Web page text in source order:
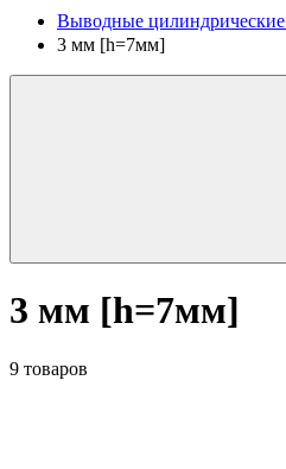
Выводные цилиндрические
3 мм [h=7мм]
3 мм [h=7мм]
9 товаров